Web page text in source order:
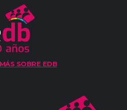
SOBRE EDB